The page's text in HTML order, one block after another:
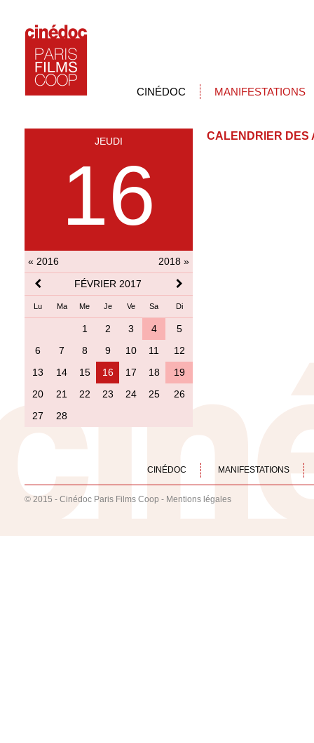
CINÉDOC MANIFESTATIONS
JEUDI
16
« 2016
2018 »
FÉVRIER 2017
Lu Ma Me Je Ve Sa Di
1 2 3 4
5
6
7 8 9 10 11
12
13
14 15 16 17 18
19
20
21 22 23 24 25
26
27
28
CALENDRIER DES
CINÉDOC MANIFESTATIONS
© 2015 - Cinédoc Paris Films Coop - Mentions légales